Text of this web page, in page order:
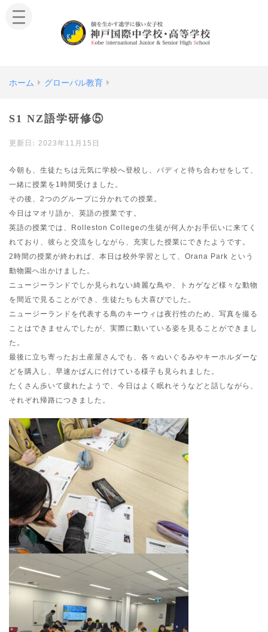
ホーム グローバル教育
S1 NZ語学研修⑤
2023年11月15日
今朝も、生徒たちは元気に学校へ登校し、バディと待ち合わせをして、
一緒に授業を1時間受けました。
その後、2つのグループに分かれての授業。
今日はマオリ語か、英語の授業です。
英語の授業では、Rolleston Collegeの生徒が何人かお手伝いに来てく
れており、彼らと交流をしながら、充実した授業にできたようです。
2時間の授業が終われば、本日は校外学習として、Orana Park という
動物園へ出かけました。
ニュージーランドでしか見られない綺麗な鳥や、トカゲなど様々な動物
を間近で見ることができ、生徒たちも大喜びでした。
ニュージーランドを代表する鳥のキーウィは夜行性のため、写真を撮る
ことはできませんでしたが、実際に動いている姿を見ることができまし
た。
最後に立ち寄ったお土産屋さんでも、各々ぬいぐるみやキーホルダーな
どを購入し、早速かばんに付けている様子も見られました。
たくさん歩いて疲れたようで、今日はよく眠れそうなどと話しながら、
それぞれ帰路につきました。